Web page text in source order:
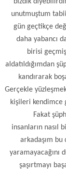
unutmuştum
gün geçtikçe
daha yabancı
birisi
aldatıldığımdan
kandırarak
Gerçekle
kişileri kendimce
Fakat
insanların nasıl
arkadaşım
yaramayacağını
şaşırtmayı